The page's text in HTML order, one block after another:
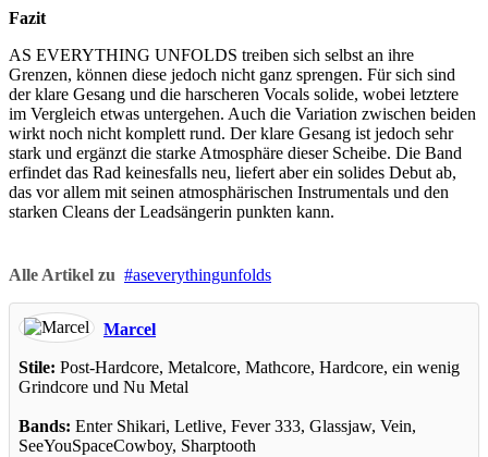
Fazit
AS EVERYTHING UNFOLDS treiben sich selbst an ihre
Grenzen, können diese jedoch nicht ganz sprengen. Für sich sind
der klare Gesang und die harscheren Vocals solide, wobei letztere
im Vergleich etwas untergehen. Auch die Variation zwischen beiden
wirkt noch nicht komplett rund. Der klare Gesang ist jedoch sehr
stark und ergänzt die starke Atmosphäre dieser Scheibe. Die Band
erfindet das Rad keinesfalls neu, liefert aber ein solides Debut ab,
das vor allem mit seinen atmosphärischen Instrumentals und den
starken Cleans der Leadsängerin punkten kann.
Alle Artikel zu aseverythingunfolds
Marcel
Stile: Post-Hardcore, Metalcore, Mathcore, Hardcore, ein wenig
Grindcore und Nu Metal
Bands: Enter Shikari, Letlive, Fever 333, Glassjaw, Vein,
SeeYouSpaceCowboy, Sharptooth